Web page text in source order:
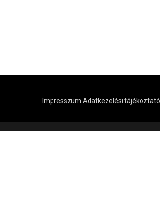
Impresszum Adatkezelési tájékoztató